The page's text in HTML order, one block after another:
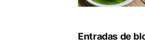
Entradas de